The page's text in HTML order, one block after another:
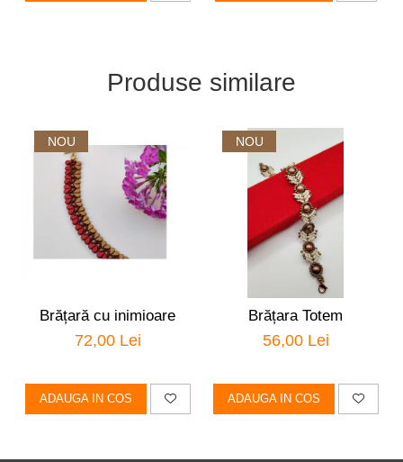
Produse similare
NOU
Brățară cu inimioare
72,00 Lei
ADAUGA IN COS
NOU
Brățara Totem
56,00 Lei
ADAUGA IN COS